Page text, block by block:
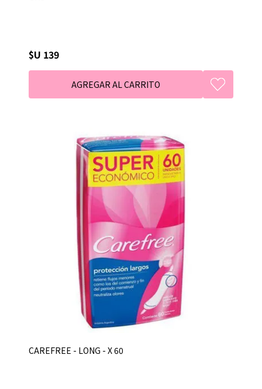
$U 139
CAREFREE - LONG - X 60